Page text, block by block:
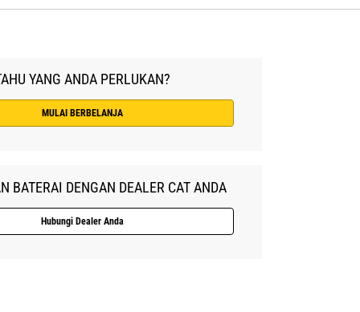
YANG ANDA PERLUKAN?
MULAI BERBELANJA
BATERAI DENGAN DEALER CAT ANDA
Hubungi Dealer Anda